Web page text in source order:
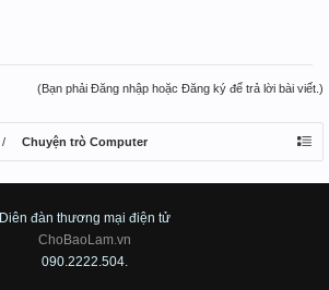
(Bạn phải Đăng nhập hoặc Đăng ký để trả lời bài viết.)
Chuyện trò Computer
Diên đàn thương mại điện tử
ChoBaoLam.vn
090.2222.504.